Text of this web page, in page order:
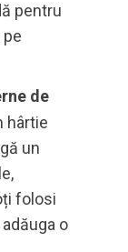
pentru
de
hârtie
un
folosi
o